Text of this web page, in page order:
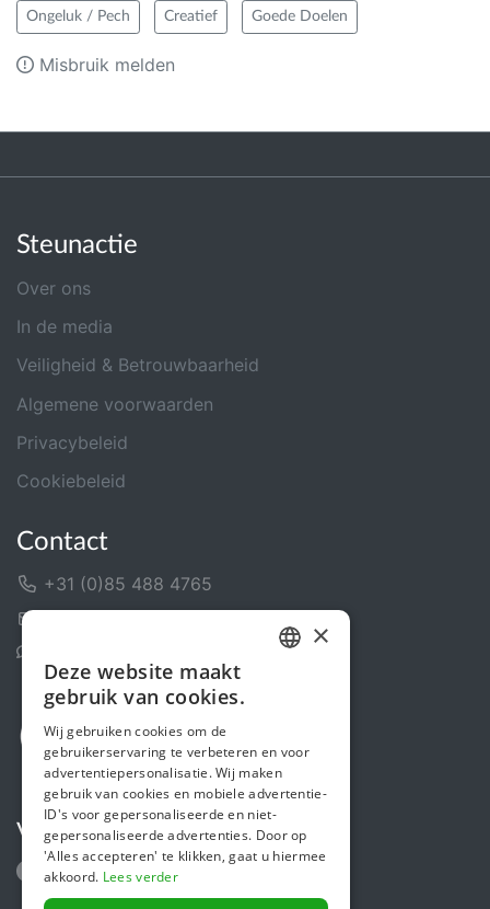
Ongeluk / Pech Creatief Goede Doelen
Misbruik melden
Steunactie
Over ons
In de media
Veiligheid & Betrouwbaarheid
Algemene voorwaarden
Privacybeleid
Cookiebeleid
Contact
+31 (0)85 488 4765
Volg ons
ENGLISH
×
Deze website maakt
gebruik van cookies.
Wij gebruiken cookies om de
gebruikerservaring te verbeteren en voor
advertentiepersonalisatie. Wij maken
gebruik van cookies en mobiele advertentie-
ID's voor gepersonaliseerde en niet-
gepersonaliseerde advertenties. Door op
'Alles accepteren' te klikken, gaat u hiermee
akkoord. Lees verder